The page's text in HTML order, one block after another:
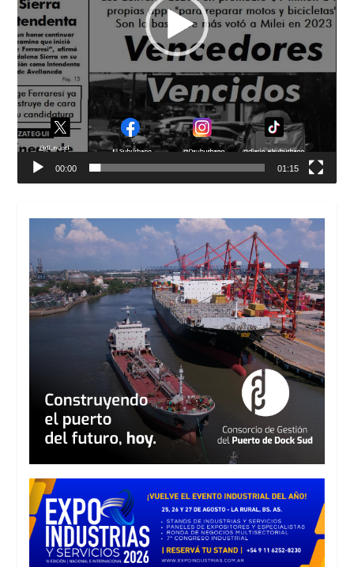
00:00 01:15